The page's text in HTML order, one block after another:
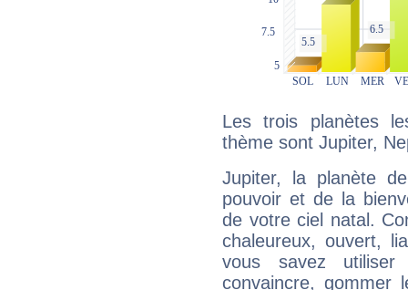
Les trois planètes
thème sont Jupiter,
Jupiter, la planète
pouvoir et de la
de votre ciel natal.
chaleureux, ouvert,
vous savez
convaincre, gommer